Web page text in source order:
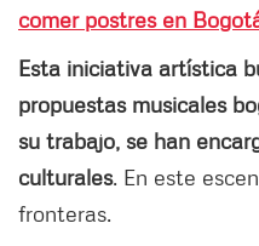
comer postres en
Esta iniciativa artística
propuestas musicales
su trabajo, se han
culturales. En este
fronteras.